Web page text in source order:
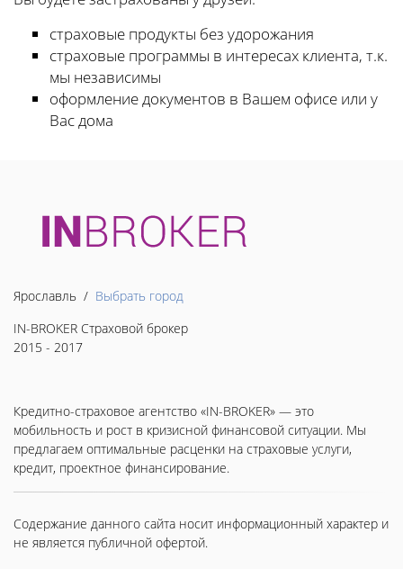
страховые продукты без удорожания
страховые программы в интересах клиента, т.к.
мы независимы
оформление документов в Вашем офисе или у
Вас дома
Ярославль / Выбрать город
IN-BROKER Страховой брокер
2015 - 2017
Кредитно-страховое агентство «IN-BROKER» — это
мобильность и рост в кризисной финансовой ситуации. Мы
предлагаем оптимальные расценки на страховые услуги,
кредит, проектное финансирование.
Содержание данного сайта носит информационный характер и
не является публичной офертой.